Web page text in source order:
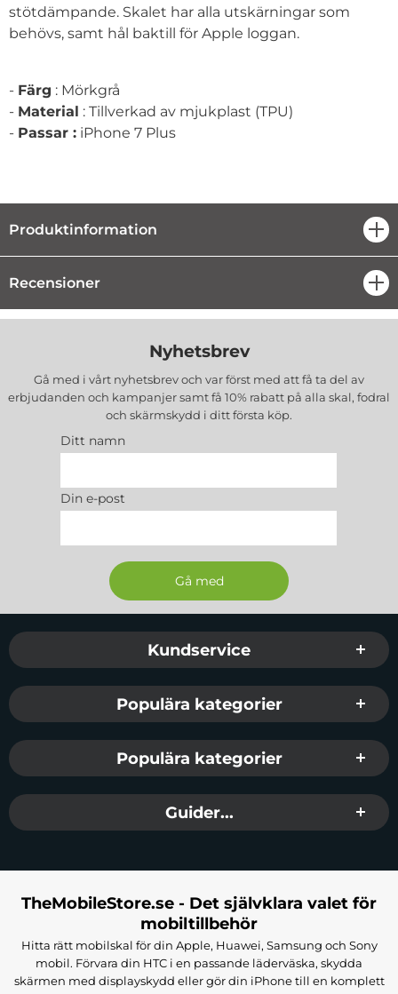
stötdämpande. Skalet har alla utskärningar som
behövs, samt hål baktill för Apple loggan.
- Färg : Mörkgrå
- Material : Tillverkad av mjukplast (TPU)
- Passar : iPhone 7 Plus
Produktinformation
Recensioner
Nyhetsbrev
Gå med i vårt nyhetsbrev och var först med att få ta del av
erbjudanden och kampanjer samt få 10% rabatt på alla skal, fodral
och skärmskydd i ditt första köp.
Ditt namn
Din e-post
Sidfot Blandad info och länkar
Kundservice
Populära kategorier
Populära kategorier
Guider...
TheMobileStore.se - Det självklara valet för
mobiltillbehör
Hitta rätt mobilskal för din Apple, Huawei, Samsung och Sony
mobil. Förvara din HTC i en passande läderväska, skydda
skärmen med displayskydd eller gör din iPhone till en komplett